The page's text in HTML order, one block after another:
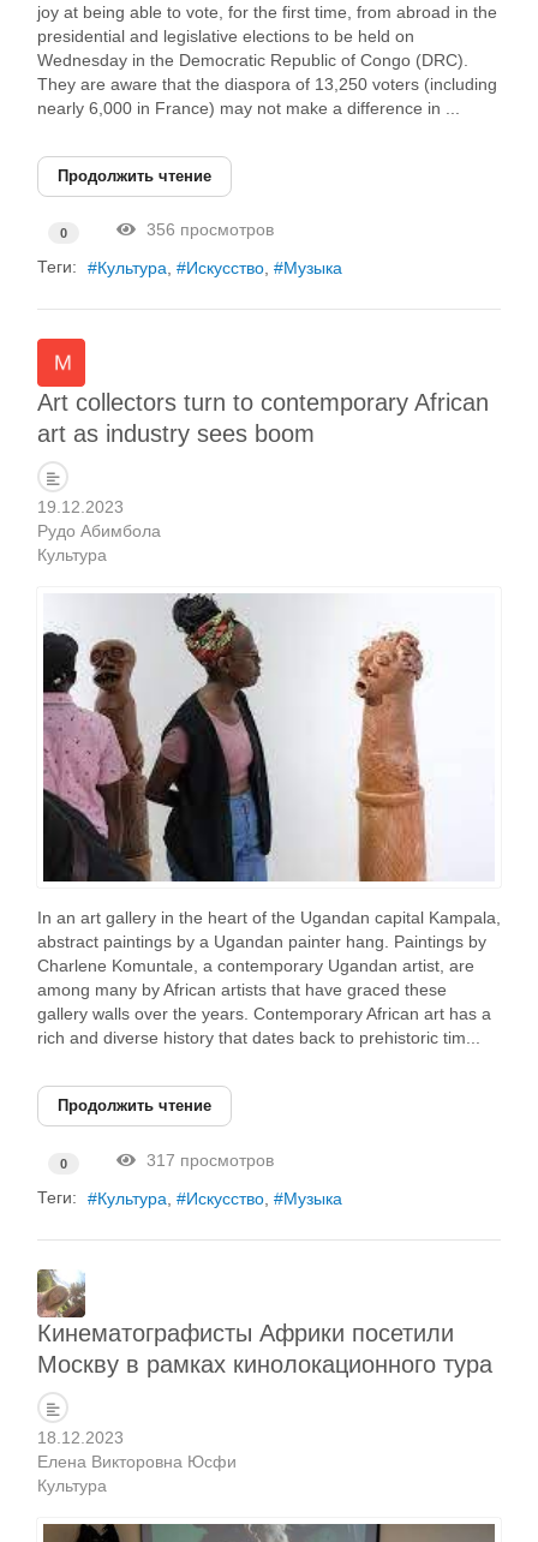
joy at being able to vote, for the first time, from abroad in the
presidential and legislative elections to be held on
Wednesday in the Democratic Republic of Congo (DRC).
They are aware that the diaspora of 13,250 voters (including
nearly 6,000 in France) may not make a difference in ...
Продолжить чтение
0
356 просмотров
Теги:
Культура Искусство Музыка
Art collectors turn to contemporary African
art as industry sees boom
19.12.2023
Рудо Абимбола
Культура
In an art gallery in the heart of the Ugandan capital Kampala,
abstract paintings by a Ugandan painter hang. Paintings by
Charlene Komuntale, a contemporary Ugandan artist, are
among many by African artists that have graced these
gallery walls over the years. Contemporary African art has a
rich and diverse history that dates back to prehistoric tim...
Продолжить чтение
0
317 просмотров
Теги:
Культура Искусство Музыка
Кинематографисты Африки посетили
Москву в рамках кинолокационного тура
18.12.2023
Елена Викторовна Юсфи
Культура